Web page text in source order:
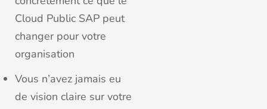
Cloud Public SAP peut
changer pour votre
organisation
Vous n’avez jamais eu
de vision claire sur votre